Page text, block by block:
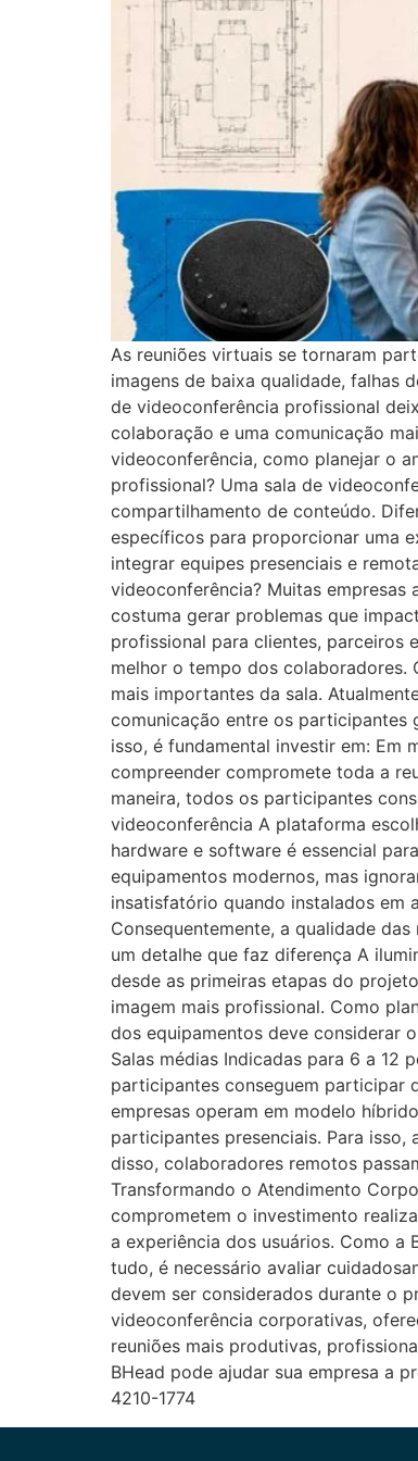
As reuniões virtuais se tornaram
imagens de baixa qualidade, falhas
de videoconferência profissional
colaboração e uma comunicação
videoconferência, como planejar o
profissional? Uma sala de
compartilhamento de conteúdo.
específicos para proporcionar uma
integrar equipes presenciais e
videoconferência? Muitas empresas
costuma gerar problemas que
profissional para clientes, parceiros
melhor o tempo dos colaboradores.
mais importantes da sala.
comunicação entre os participantes
isso, é fundamental investir em: Em
compreender compromete toda a
maneira, todos os participantes
videoconferência A plataforma
hardware e software é essencial
equipamentos modernos, mas
insatisfatório quando instalados em
Consequentemente, a qualidade
um detalhe que faz diferença A
desde as primeiras etapas do
imagem mais profissional. Como
dos equipamentos deve considerar
Salas médias Indicadas para 6 a 12
participantes conseguem participar
empresas operam em modelo
participantes presenciais. Para isso,
disso, colaboradores remotos
Transformando o Atendimento
comprometem o investimento
a experiência dos usuários. Como a
tudo, é necessário avaliar
devem ser considerados durante o
videoconferência corporativas,
reuniões mais produtivas,
BHead pode ajudar sua empresa a
4210-1774